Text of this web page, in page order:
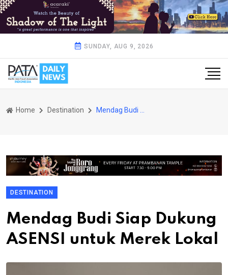
SUNDAY, AUG 9, 2026
Home Destination Mendag Budi Siap Dukung ASENSI untuk Merek Lokal
DESTINATION
Mendag Budi Siap Dukung
ASENSI untuk Merek Lokal